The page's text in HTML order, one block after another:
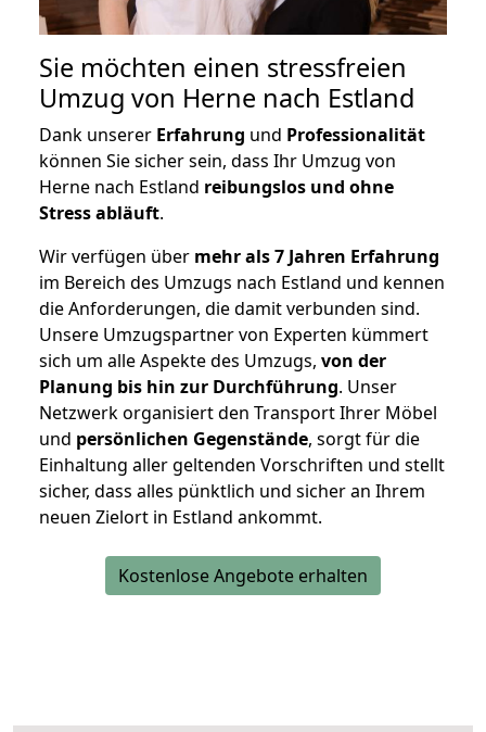
Sie möchten einen stressfreien
Umzug von Herne nach Estland
Dank unserer Erfahrung und Professionalität
können Sie sicher sein, dass Ihr Umzug von
Herne nach Estland reibungslos und ohne
Stress abläuft.
Wir verfügen über mehr als 7 Jahren Erfahrung
im Bereich des Umzugs nach Estland und kennen
die Anforderungen, die damit verbunden sind.
Unsere Umzugspartner von Experten kümmert
sich um alle Aspekte des Umzugs, von der
Planung bis hin zur Durchführung. Unser
Netzwerk organisiert den Transport Ihrer Möbel
und persönlichen Gegenstände, sorgt für die
Einhaltung aller geltenden Vorschriften und stellt
sicher, dass alles pünktlich und sicher an Ihrem
neuen Zielort in Estland ankommt.
Kostenlose Angebote erhalten